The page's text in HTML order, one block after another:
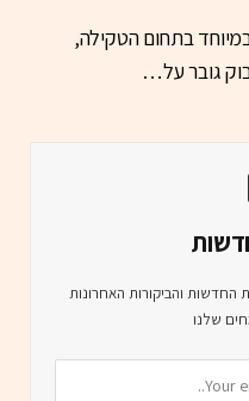
בתחום הטקילה,
גובר על…
החדשות והביקורות האחרונות
שלנו